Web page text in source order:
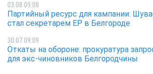
03.08 09:08
Партийный ресурс для кампании:
стал секретарем ЕР в Белгороде
30.07 09:09
Откаты на обороне: прокуратура
для экс-чиновников Белгородчины